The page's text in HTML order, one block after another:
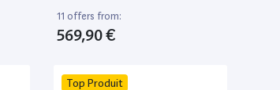
11 offers from:
569,90 €
Top Produit